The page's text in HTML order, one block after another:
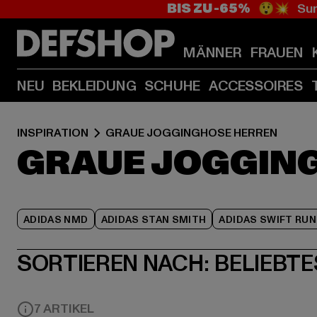
BIS ZU -65% 😲💥
MÄNNER FRAUEN
NEU BEKLEIDUNG SCHUHE ACCESSOIRES
INSPIRATION GRAUE JOGGINGHOSE HERREN
GRAUE
ADIDAS NMD ADIDAS STAN SMITH ADIDAS SWIFT RUN
SORTIEREN NACH:
7 ARTIKEL